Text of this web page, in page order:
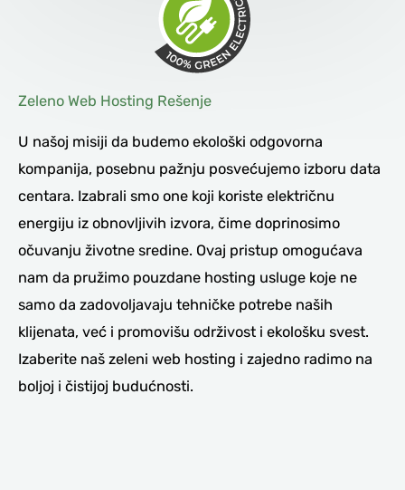
Zeleno Web Hosting Rešenje
U našoj misiji da budemo ekološki odgovorna
kompanija, posebnu pažnju posvećujemo izboru data
centara. Izabrali smo one koji koriste električnu
energiju iz obnovljivih izvora, čime doprinosimo
očuvanju životne sredine. Ovaj pristup omogućava
nam da pružimo pouzdane hosting usluge koje ne
samo da zadovoljavaju tehničke potrebe naših
klijenata, već i promovišu održivost i ekološku svest.
Izaberite naš zeleni web hosting i zajedno radimo na
boljoj i čistijoj budućnosti.